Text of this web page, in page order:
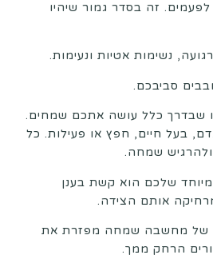
לפעמים. זה בסדר גמור שיהיו
נשימות אטיות ונעימות.
סביבכם.
שבדרך כלל עושה אתכם שמחים.
בעל חיים, חפץ או פעילות. כל
שמחה.
שלכם הוא קשת בענן
אותם הצידה.
של מחשבה שמחה מפזרת את
הרחק ממך.